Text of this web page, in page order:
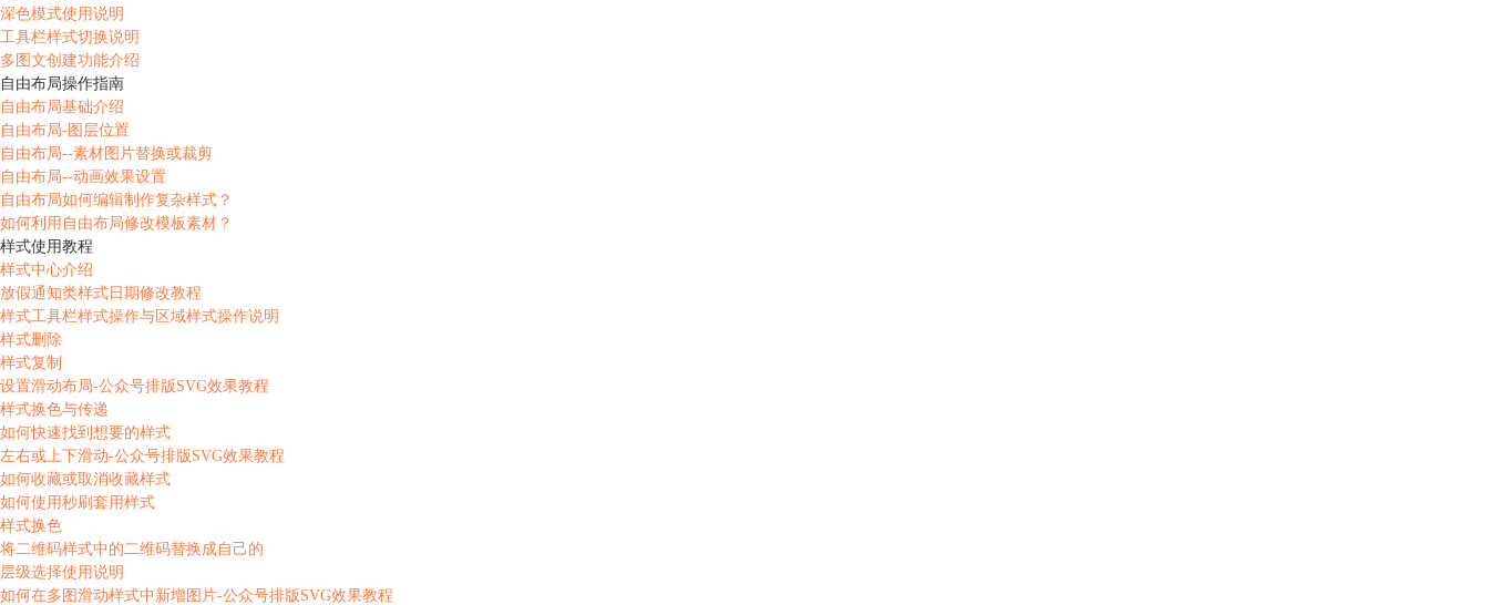
深色模式使用说明
工具栏样式切换说明
多图文创建功能介绍
自由布局操作指南
自由布局基础介绍
自由布局-图层位置
自由布局--素材图片替换或裁剪
自由布局--动画效果设置
自由布局如何编辑制作复杂样式？
如何利用自由布局修改模板素材？
样式使用教程
样式中心介绍
放假通知类样式日期修改教程
样式工具栏样式操作与区域样式操作说明
样式删除
样式复制
设置滑动布局-公众号排版SVG效果教程
样式换色与传递
如何快速找到想要的样式
左右或上下滑动-公众号排版SVG效果教程
如何收藏或取消收藏样式
如何使用秒刷套用样式
样式换色
将二维码样式中的二维码替换成自己的
层级选择使用说明
如何在多图滑动样式中新增图片-公众号排版SVG效果教程